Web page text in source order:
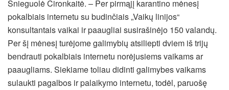
Snieguolė Cironkaitė. – Per pirmąjį karantino mėnesį
pokalbiais internetu su budinčiais „Vaikų linijos“
konsultantais vaikai ir paaugliai susirašinėjo 150 valandų.
Per šį mėnesį turėjome galimybių atsiliepti dviem iš trijų
bendrauti pokalbiais internetu norėjusiems vaikams ar
paaugliams. Siekiame toliau didinti galimybes vaikams
sulaukti pagalbos ir palaikymo internetu, todėl, paruošę